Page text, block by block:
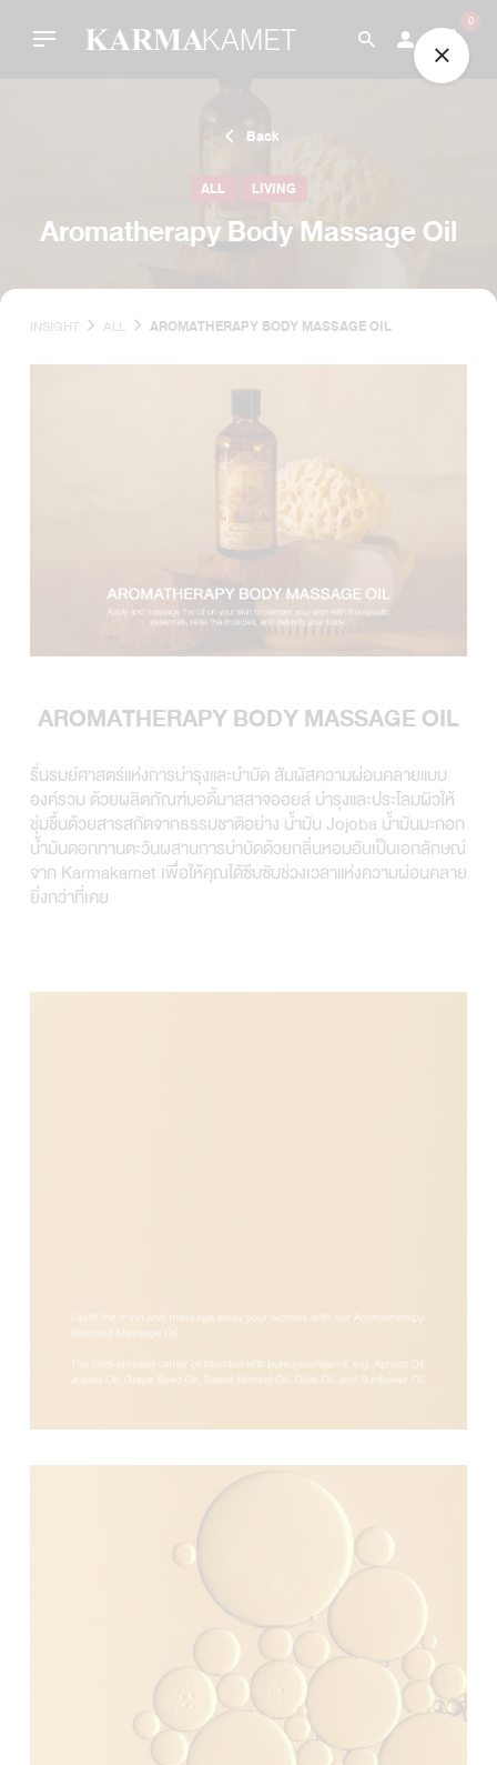
0
Back
ALL LIVING
Aromatherapy Body Massage Oil
INSIGHT ALL AROMATHERAPY BODY MASSAGE OIL
AROMATHERAPY BODY MASSAGE OIL
รื่นรมย์ศาสตร์แห่งการบำรุงและบำบัด สัมผัสความผ่อนคลายแบบ
องค์รวม ด้วยผลิตภัณฑ์บอดี้มาสสาจออยล์ บำรุงและประโลมผิวให้
ชุ่มชื้นด้วยสารสกัดจากธรรมชาติอย่าง น้ำมัน Jojoba น้ำมันมะกอก
น้ำมันดอกทานตะวันผสานการบำบัดด้วยกลิ่นหอมอันเป็นเอกลักษณ์
จาก Karmakamet เพื่อให้คุณได้ซึบซับช่วงเวลาแห่งความผ่อนคลาย
ยิ่งกว่าที่เคย